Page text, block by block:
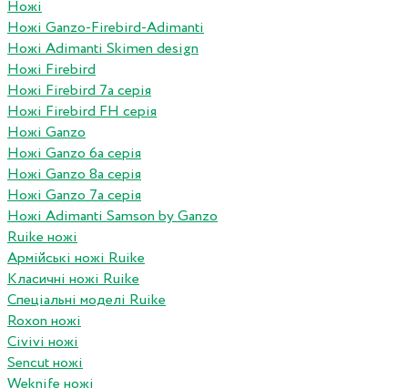
Ножі
Ножі Ganzo-Firebird-Adimanti
Ножі Adimanti Skimen design
Ножі Firebird
Ножі Firebird 7а серія
Ножі Firebird FH серія
Ножі Ganzo
Ножі Ganzo 6а серія
Ножі Ganzo 8а серія
Ножі Ganzo 7а серія
Ножі Adimanti Samson by Ganzo
Ruike ножі
Армійські ножі Ruike
Класичні ножі Ruike
Спеціальні моделі Ruike
Roxon ножi
Civivi ножі
Sencut ножі